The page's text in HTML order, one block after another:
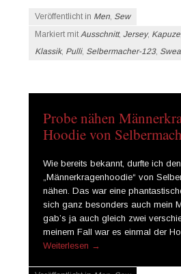
Veröffentlicht in Men Sew
Markiert mit Ausschnitt,Jersey, Kapuze
Klassik, Pulli, Selbermacher-123,
Probe nähen
Hoodie von
Wie bereits bekannt, durfte ich den
„Männerkragenhoodie“ von
nähen. Das war eine
sich ganz besonders auch mein
gab’s ja auch gleich zwei
meinem Fall war es einmal der
Weiterlesen →